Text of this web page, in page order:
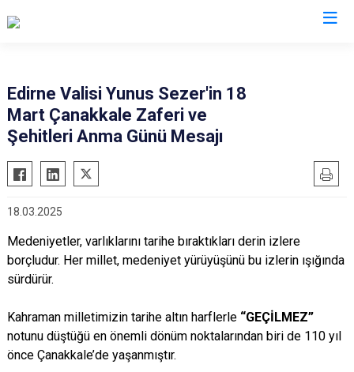
Edirne Valisi Yunus Sezer'in 18
Mart Çanakkale Zaferi ve
Şehitleri Anma Günü Mesajı
18.03.2025
Medeniyetler, varlıklarını tarihe bıraktıkları derin izlere
borçludur. Her millet, medeniyet yürüyüşünü bu izlerin ışığında
sürdürür.
Kahraman milletimizin tarihe altın harflerle “GEÇİLMEZ”
notunu düştüğü en önemli dönüm noktalarından biri de 110 yıl
önce Çanakkale’de yaşanmıştır.